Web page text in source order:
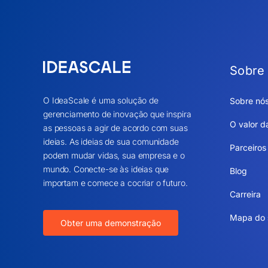
O IdeaScale é uma solução de
gerenciamento de inovação que inspira
as pessoas a agir de acordo com suas
ideias. As ideias de sua comunidade
podem mudar vidas, sua empresa e o
mundo. Conecte-se às ideias que
importam e comece a cocriar o futuro.
Obter uma demonstração
Sobre
Sobre
O valor
Parceiros
Blog
Carreira
Mapa do